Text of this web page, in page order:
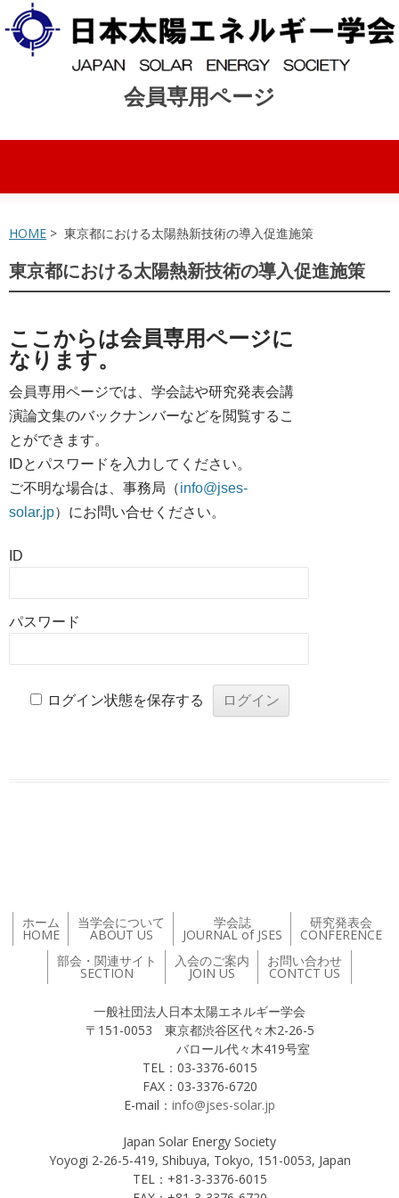
会員専用ページ
コンテンツへスキップ
HOME > 東京都における太陽熱新技術の導入促進施策
東京都における太陽熱新技術の導入促進施策
ここからは会員専用ページに
なります。
会員専用ページでは、学会誌や研究発表会講
演論文集のバックナンバーなどを閲覧するこ
とができます。
IDとパスワードを入力してください。
ご不明な場合は、事務局（info@jses-
solar.jp）にお問い合せください。
ID
パスワード
ログイン状態を保存する
ホーム
HOME
当学会について
ABOUT US
学会誌
JOURNAL of JSES
研究発表会
CONFERENCE
部会・関連サイト
SECTION
入会のご案内
JOIN US
お問い合わせ
CONTCT US
一般社団法人日本太陽エネルギー学会
〒151-0053 東京都渋谷区代々木2-26-5
バロール代々木419号室
TEL：03-3376-6015
FAX：03-3376-6720
E-mail： info@jses-solar.jp
Japan Solar Energy Society
Yoyogi 2-26-5-419, Shibuya, Tokyo, 151-0053, Japan
TEL：+81-3-3376-6015